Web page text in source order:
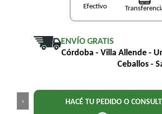
›
Efectivo
ENVÍO GRATIS
Córdoba - Villa Allende -
Ceballos -
HACÉ TU PEDIDO O